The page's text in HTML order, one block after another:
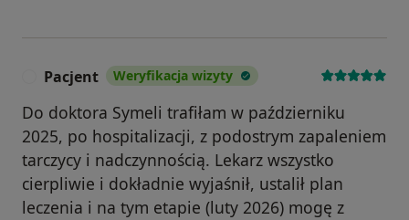
Pacjent Weryfikacja wizyty
Do doktora Symeli trafiłam w październiku
2025, po hospitalizacji, z podostrym zapaleniem
tarczycy i nadczynnością. Lekarz wszystko
cierpliwie i dokładnie wyjaśnił, ustalił plan
leczenia i na tym etapie (luty 2026) mogę z